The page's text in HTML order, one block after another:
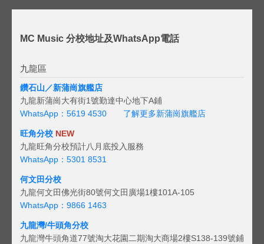
MC Music 分校地址及WhatsApp電話
九龍區
鑽石山／新蒲崗旗艦店
九龍新蒲崗大有街1號勤達中心地下A鋪
WhatsApp：5619 4530
了解更多新蒲崗旗艦店
旺角分校 NEW
九龍旺角分校預計八月底投入服務
WhatsApp：5301 8531
何文田分校
九龍何文田佛光街80號何文田廣場1樓101A-105
WhatsApp：9866 1463
九龍灣/牛頭角分校
九龍灣牛頭角道77號淘大花園二期淘大商場2樓S138-139號鋪